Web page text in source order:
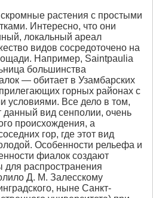
растения с простыми
Интересно, что они
локальный ареал
видов сосредоточено на
Например, Saintpaulia
большинства
— обитает в Узамбарских
прилегающих горных районах с
условиями. Все дело в том,
данный вид сенполии, очень
происхождения, а
гор, где этот вид
Особенности рельефа и
фиалок создают
для распространения
Д. М. Залесскому
ныне Санкт-